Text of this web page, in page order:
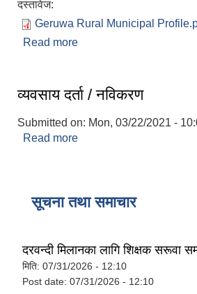
दस्तावेज:
Geruwa Rural Municipal
Read more
व्यवसाय दर्ता / नविकरण
Submitted on: Mon, 03/22/2021 -
Read more
सूचना तथा समाचार
दरवन्दी मिलानका लागि शिक्षक सरूवा
मिति: 07/31/2026 - 12:10
Post date: 07/31/2026 - 12:10